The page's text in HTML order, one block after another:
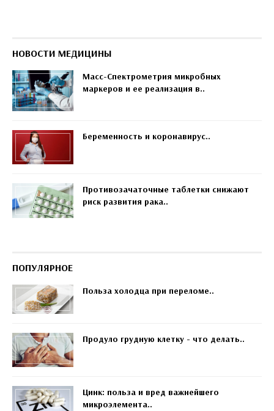
НОВОСТИ МЕДИЦИНЫ
Масс-Спектрометрия микробных
маркеров и ее реализация в..
Беременность и коронавирус..
Противозачаточные таблетки снижают
риск развития рака..
ПОПУЛЯРНОЕ
Польза холодца при переломе..
Продуло грудную клетку - что делать..
Цинк: польза и вред важнейшего
микроэлемента..